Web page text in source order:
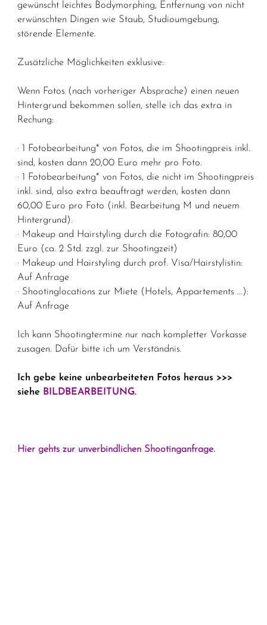
gewünscht leichtes Bodymorphing, Entfernung von nicht
erwünschten Dingen wie Staub, Studioumgebung,
störende Elemente.
Zusätzliche Möglichkeiten exklusive:
Wenn Fotos (nach vorheriger Absprache) einen neuen
Hintergrund bekommen sollen, stelle ich das extra in
Rechung:
· 1 Fotobearbeitung* von Fotos, die im Shootingpreis inkl.
sind, kosten dann 20,00 Euro mehr pro Foto.
· 1 Fotobearbeitung* von Fotos, die nicht im Shootingpreis
inkl. sind, also extra beauftragt werden, kosten dann
60,00 Euro pro Foto (inkl. Bearbeitung M und neuem
Hintergrund).
· Makeup and Hairstyling durch die Fotografin: 80,00
Euro (ca. 2 Std. zzgl. zur Shootingzeit)
· Makeup und Hairstyling durch prof. Visa/Hairstylistin:
Auf Anfrage
· Shootinglocations zur Miete (Hotels, Appartements ...):
Auf Anfrage
Ich kann Shootingtermine nur nach kompletter Vorkasse
zusagen. Dafür bitte ich um Verständnis.
Ich gebe keine unbearbeiteten Fotos heraus >>>
siehe BILDBEARBEITUNG.
Hier gehts zur unverbindlichen Shootinganfrage.